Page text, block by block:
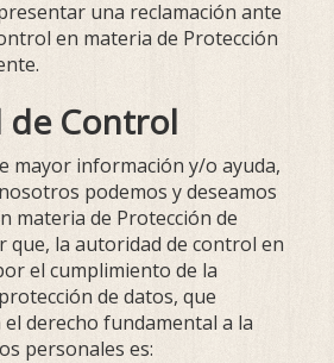
una reclamación ante
en materia de Protección
Control
mayor información y/o ayuda,
podemos y deseamos
materia de Protección de
que, la autoridad de control en
el cumplimiento de la
de datos, que
derecho fundamental a la
personales es: